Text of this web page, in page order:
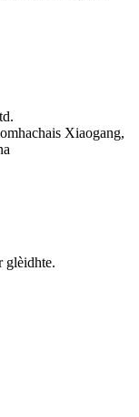
Xiaogang,
glèidhte.